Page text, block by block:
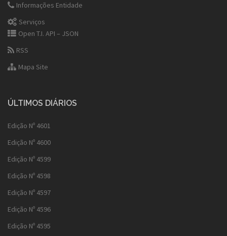
Informações Entidade
Serviços
Open T.I. API – JSON
RSS
Mapa Site
ÚLTIMOS DIÁRIOS
Edição Nº 4601
Edição Nº 4600
Edição Nº 4599
Edição Nº 4598
Edição Nº 4597
Edição Nº 4596
Edição Nº 4595